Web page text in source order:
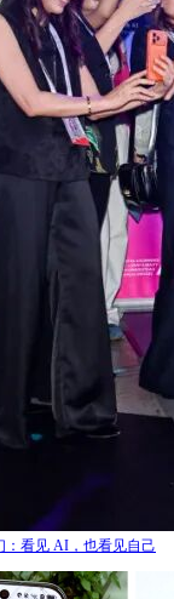
：看见 AI，也看见自己